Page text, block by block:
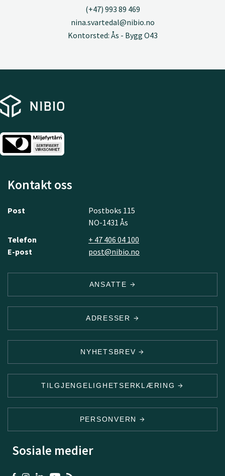
(+47) 993 89 469
nina.svartedal@nibio.no
Kontorsted: Ås - Bygg O43
Kontakt oss
Post
Postboks 115
NO-1431 Ås
Telefon
+ 47 406 04 100
E-post
post@nibio.no
ANSATTE
ADRESSER
NYHETSBREV
TILGJENGELIGHETSERKLÆRING
PERSONVERN
Sosiale medier